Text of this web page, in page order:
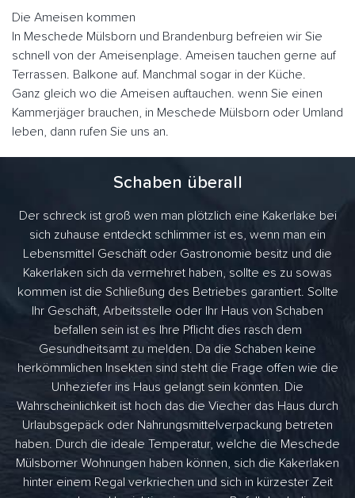
Die Ameisen kommen
In Meschede Mülsborn und Brandenburg befreien wir Sie
schnell von der Ameisenplage. Ameisen tauchen gerne auf
Terrassen. Balkone auf. Manchmal sogar in der Küche.
Ganz gleich wo die Ameisen auftauchen. wenn Sie einen
Kammerjäger brauchen, in Meschede Mülsborn oder Umland
leben, dann rufen Sie uns an.
Schaben überall
Der schreck ist groß wen man plötzlich eine Kakerlake bei
sich zuhause entdeckt schlimmer ist es, wenn man ein
Lebensmittel Geschäft oder Gastronomie besitz und die
Kakerlaken sich da vermehret haben, sollte es zu sowas
kommen ist die Schließung des Betriebes garantiert. Sollte
Ihr Geschäft, Arbeitsstelle oder Ihr Haus von Schaben
befallen sein ist es Ihre Pflicht dies rasch dem
Gesundheitsamt zu melden. Da die Schaben keine
herkömmlichen Insekten sind steht die Frage offen wie die
Unheziefer ins Haus gelangt sein könnten. Die
Wahrscheinlichkeit ist hoch das die Viecher das Haus durch
Urlaubsgepäck oder Nahrungsmittelverpackung betreten
haben. Durch die ideale Temperatur, welche die Meschede
Mülsborner Wohnungen haben können, sich die Kakerlaken
hinter einem Regal verkriechen und sich in kürzester Zeit